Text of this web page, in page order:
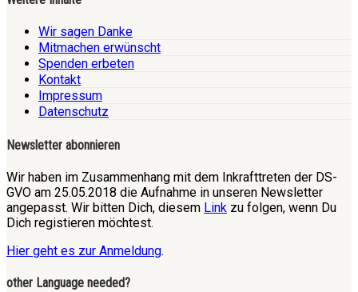
Wir sagen Danke
Mitmachen erwünscht
Spenden erbeten
Kontakt
Impressum
Datenschutz
Newsletter abonnieren
Wir haben im Zusammenhang mit dem Inkrafttreten der DS-
GVO am 25.05.2018 die Aufnahme in unseren Newsletter
angepasst. Wir bitten Dich, diesem Link zu folgen, wenn Du
Dich registieren möchtest.
Hier geht es zur Anmeldung.
other Language needed?